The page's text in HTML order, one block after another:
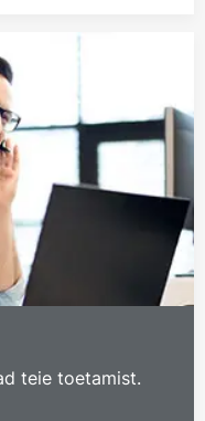
teie toetamist.